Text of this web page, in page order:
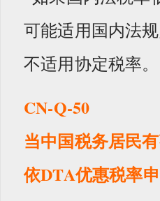
可能适用国内法
不适用协定税率。
CN-Q-50
当中国税务居民
依DTA优惠税率